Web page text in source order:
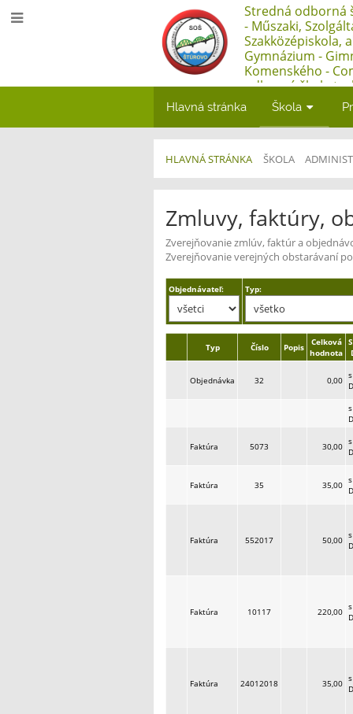
Stredná odborná
- Műszaki,
Szakközépiskola,
Gymnázium -
Komenského -
odborná škola
Műszaki,
Szakközépiskola,
Hlavná stránka Škola
HLAVNÁ STRÁNKA ŠKOLA
Zmluvy,
faktúry
Zmluvy, faktúry,
Zverejňovanie zmlúv, faktúr a
Zverejňovanie verejných obstarávaní
Objednávateľ: Typ:
Typ Číslo Popis
Celková
hodnota
Objednávka 32 0,00 s
s
Faktúra 5073 30,00 s
Faktúra 35 35,00 s
Faktúra 552017 50,00 s
Faktúra 10117 220,00 s
Faktúra 24012018 35,00 s